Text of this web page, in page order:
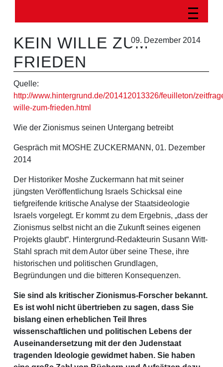
09. Dezember 2014
KEIN WILLE ZUM
FRIEDEN
Quelle:
http://www.hintergrund.de/201412013326/feuilleton/
wille-zum-frieden.html
Wie der Zionismus seinen Untergang betreibt
Gespräch mit MOSHE ZUCKERMANN, 01. Dezember
2014
Der Historiker Moshe Zuckermann hat mit seiner
jüngsten Veröffentlichung Israels Schicksal eine
tiefgreifende kritische Analyse der Staatsideologie
Israels vorgelegt. Er kommt zu dem Ergebnis, „dass der
Zionismus selbst nicht an die Zukunft seines eigenen
Projekts glaubt“. Hintergrund-Redakteurin Susann Witt-
Stahl sprach mit dem Autor über seine These, ihre
historischen und politischen Grundlagen,
Begründungen und die bitteren Konsequenzen.
Sie sind als kritischer Zionismus-Forscher bekannt.
Es ist wohl nicht übertrieben zu sagen, dass Sie
bislang einen erheblichen Teil Ihres
wissenschaftlichen und politischen Lebens der
Auseinandersetzung mit der den Judenstaat
tragenden Ideologie gewidmet haben. Sie haben